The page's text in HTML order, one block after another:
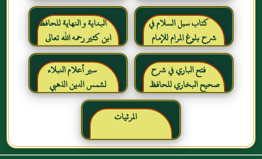
كتاب سبل السلام في
شرح بلوغ المرام للإمام
الصنعاني رحمه الله
البداية و النهاية للحافظ
ابن كثير رحمه الله تعالى
فتح الباري في شرح
صحيح البخاري للحافظ
ابن حجر العسقلاني
سير أعلام النبلاء
لشمس الدين الذهبي
المرئيات